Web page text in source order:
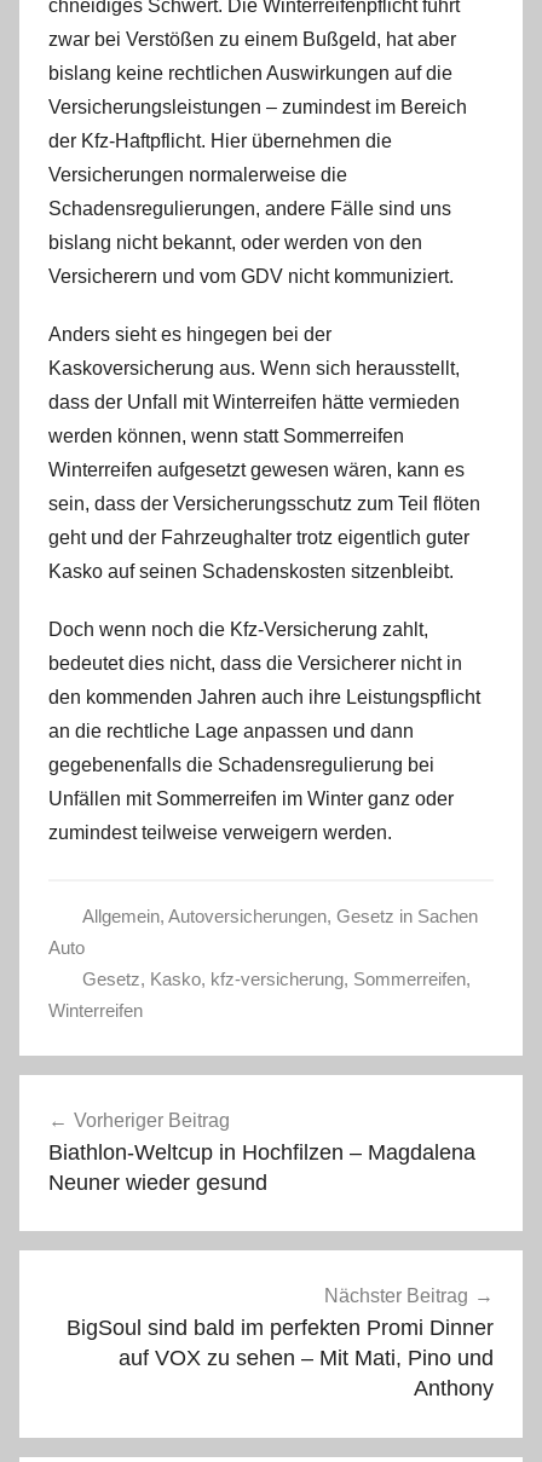
chneidiges Schwert. Die Winterreifenpflicht führt
zwar bei Verstößen zu einem Bußgeld, hat aber
bislang keine rechtlichen Auswirkungen auf die
Versicherungsleistungen – zumindest im Bereich
der Kfz-Haftpflicht. Hier übernehmen die
Versicherungen normalerweise die
Schadensregulierungen, andere Fälle sind uns
bislang nicht bekannt, oder werden von den
Versicherern und vom GDV nicht kommuniziert.
Anders sieht es hingegen bei der
Kaskoversicherung aus. Wenn sich herausstellt,
dass der Unfall mit Winterreifen hätte vermieden
werden können, wenn statt Sommerreifen
Winterreifen aufgesetzt gewesen wären, kann es
sein, dass der Versicherungsschutz zum Teil flöten
geht und der Fahrzeughalter trotz eigentlich guter
Kasko auf seinen Schadenskosten sitzenbleibt.
Doch wenn noch die Kfz-Versicherung zahlt,
bedeutet dies nicht, dass die Versicherer nicht in
den kommenden Jahren auch ihre Leistungspflicht
an die rechtliche Lage anpassen und dann
gegebenenfalls die Schadensregulierung bei
Unfällen mit Sommerreifen im Winter ganz oder
zumindest teilweise verweigern werden.
Allgemein, Autoversicherungen, Gesetz in Sachen
Auto
Gesetz, Kasko, kfz-versicherung, Sommerreifen,
Winterreifen
Vorheriger Beitrag
Biathlon-Weltcup in Hochfilzen – Magdalena
Neuner wieder gesund
Nächster Beitrag
BigSoul sind bald im perfekten Promi Dinner
auf VOX zu sehen – Mit Mati, Pino und
Anthony